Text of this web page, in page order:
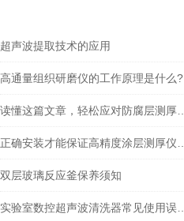
超声波提取技术的应用
高通量组织研磨仪的工作原理是什么?
双层玻璃反应釜保养须知